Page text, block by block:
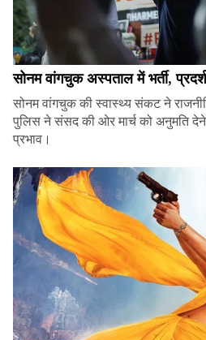
सोनम वांगचुक अस्पताल में भर्ती,
सोनम वांगचुक की स्वास्थ्य संकट ने
पुलिस ने संसद की ओर मार्च को अनुमति
प्रभाव।